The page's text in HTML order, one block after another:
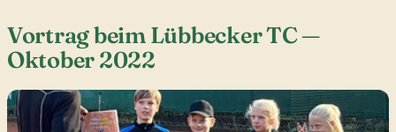
Vortrag beim Lübbecker TC —
Oktober 2022